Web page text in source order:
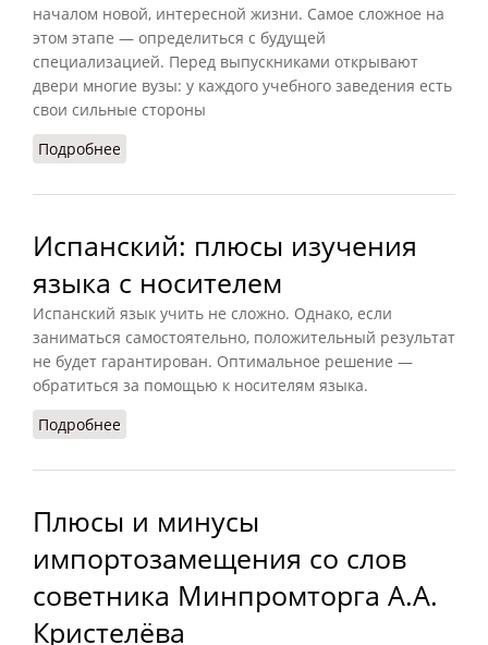
началом новой, интересной жизни. Самое сложное на
этом этапе — определиться с будущей
специализацией. Перед выпускниками открывают
двери многие вузы: у каждого учебного заведения есть
свои сильные стороны
Подробнее
Испанский: плюсы изучения
языка с носителем
Испанский язык учить не сложно. Однако, если
заниматься самостоятельно, положительный результат
не будет гарантирован. Оптимальное решение —
обратиться за помощью к носителям языка.
Подробнее
Плюсы и минусы
импортозамещения со слов
советника Минпромторга А.А.
Кристелёва